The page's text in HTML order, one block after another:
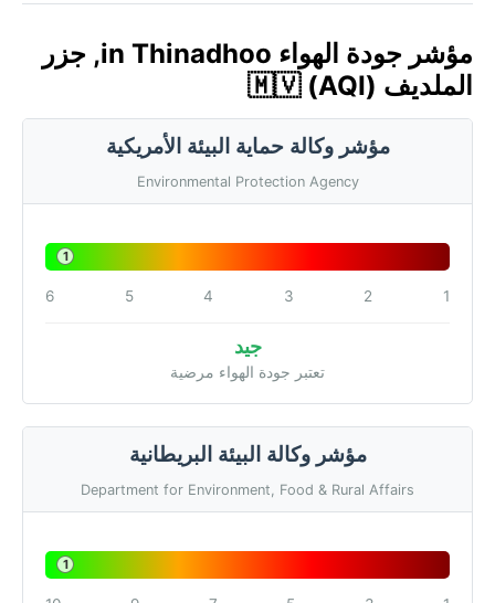
مؤشر جودة الهواء in Thinadhoo, جزر
الملديف 🇲🇻 (AQI)
مؤشر وكالة حماية البيئة الأمريكية
Environmental Protection Agency
1
1
2
3
4
5
6
جيد
تعتبر جودة الهواء مرضية
مؤشر وكالة البيئة البريطانية
Department for Environment, Food & Rural Affairs
1